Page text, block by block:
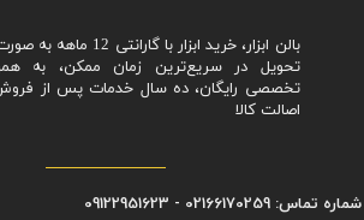
بالن ابزار، خرید ابزار با
تحویل در سریع‌ترین زمان ممکن، به
تخصصی رایگان، ده سال خدمات پس از
اصالت کالا
شماره تماس: 02166170259 - 09122951623